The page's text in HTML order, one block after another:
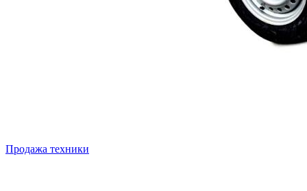
Продажа техники